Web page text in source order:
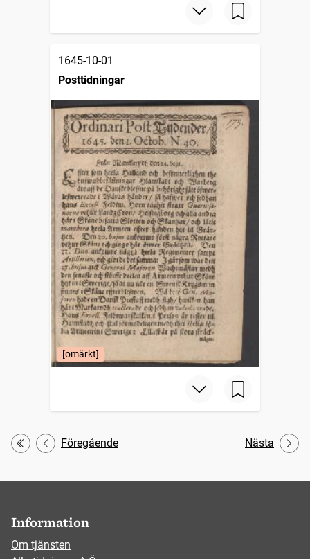
1645-10-01
Posttidningar
[omärkt]
Första
Föregående Nästa
Information
Om tjänsten